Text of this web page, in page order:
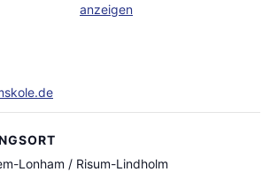
anzeigen
Lonham / Risum-Lindholm